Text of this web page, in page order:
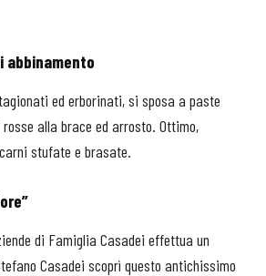
abbinamento
ed erborinati, si sposa a paste
alla brace ed arrosto. Ottimo,
stufate e brasate.
di Famiglia Casadei effettua un
Casadei scoprì questo antichissimo